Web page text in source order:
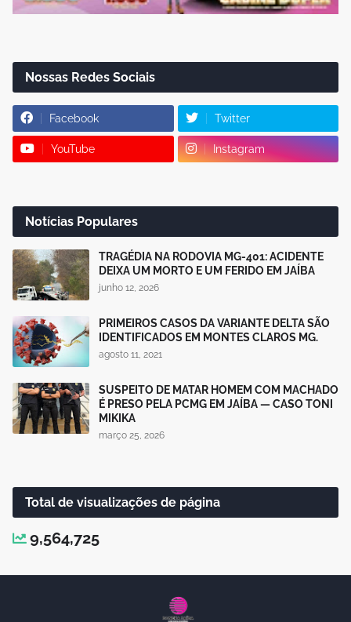
Nossas Redes Sociais
Facebook Twitter
YouTube Instagram
Notícias Populares
TRAGÉDIA NA RODOVIA MG-401: ACIDENTE
DEIXA UM MORTO E UM FERIDO EM JAÍBA
junho 12, 2026
PRIMEIROS CASOS DA VARIANTE DELTA SÃO
IDENTIFICADOS EM MONTES CLAROS MG.
agosto 11, 2021
SUSPEITO DE MATAR HOMEM COM MACHADO
É PRESO PELA PCMG EM JAÍBA — CASO TONI
MIKIKA
março 25, 2026
Total de visualizações de página
9,564,725